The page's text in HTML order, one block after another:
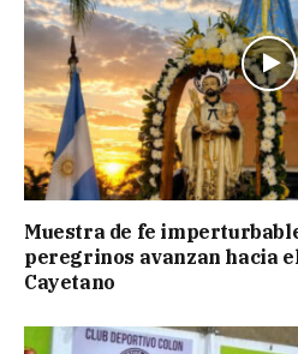
Muestra de fe
peregrinos avanzan hacia
Cayetano